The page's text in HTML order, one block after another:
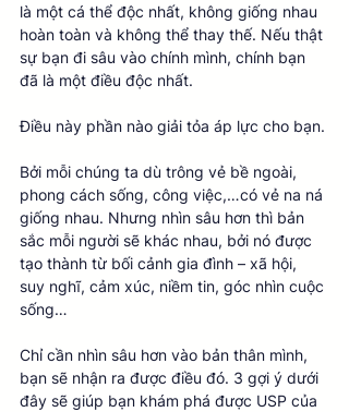
là một cá thể độc nhất, không giống nhau
hoàn toàn và không thể thay thế. Nếu thật
sự bạn đi sâu vào chính mình, chính bạn
đã là một điều độc nhất.
Điều này phần nào giải tỏa áp lực cho bạn.
Bởi mỗi chúng ta dù trông vẻ bề ngoài,
phong cách sống, công việc,…có vẻ na ná
giống nhau. Nhưng nhìn sâu hơn thì bản
sắc mỗi người sẽ khác nhau, bởi nó được
tạo thành từ bối cảnh gia đình – xã hội,
suy nghĩ, cảm xúc, niềm tin, góc nhìn cuộc
sống…
Chỉ cần nhìn sâu hơn vào bản thân mình,
bạn sẽ nhận ra được điều đó. 3 gợi ý dưới
đây sẽ giúp bạn khám phá được USP của